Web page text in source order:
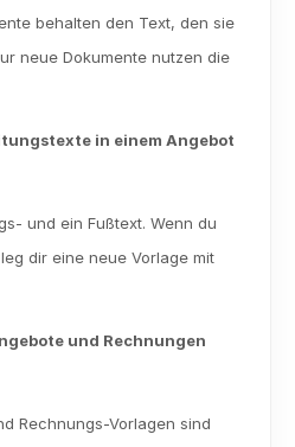
behalten den Text, den sie
neue Dokumente nutzen die
in einem Angebot
und ein Fußtext. Wenn du
dir eine neue Vorlage mit
und Rechnungen
Rechnungs-Vorlagen sind